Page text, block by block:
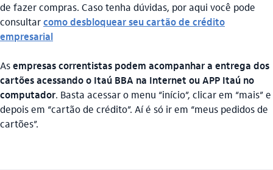
de fazer compras. Caso tenha dúvidas, por aqui você pode
consultarcomo desbloquear seu cartão de crédito
empresarial
Asempresas correntistas podem acompanhar a entrega dos
cartões acessando o Itaú BBA na Internet ou APP Itaú no
computador. Basta acessar o menu “início”, clicar em “mais” e
depois em “cartão de crédito”. Aí é só ir em “meus pedidos de
cartões”.